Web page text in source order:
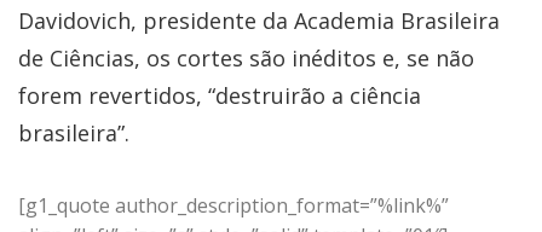
Davidovich, presidente da Academia Brasileira
de Ciências, os cortes são inéditos e, se não
forem revertidos, “destruirão a ciência
brasileira”.
[g1_quote author_description_format=”%link%”